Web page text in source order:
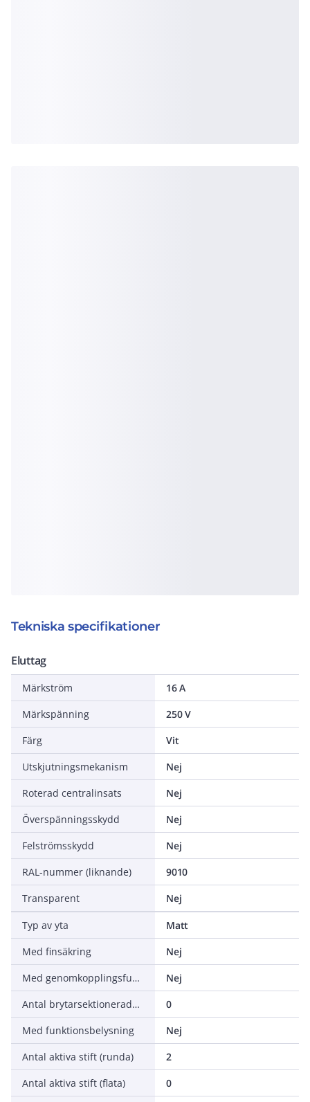
Tekniska specifikationer
Eluttag
Märkström
16 A
Märkspänning
250 V
Färg
Vit
Utskjutningsmekanism
Nej
Roterad centralinsats
Nej
Överspänningsskydd
Nej
Felströmsskydd
Nej
RAL-nummer (liknande)
9010
Transparent
Nej
Typ av yta
Matt
Med finsäkring
Nej
Med genomkopplingsfunktion
Nej
Antal brytarsektionerade uttag
0
Med funktionsbelysning
Nej
Antal aktiva stift (runda)
2
Antal aktiva stift (flata)
0